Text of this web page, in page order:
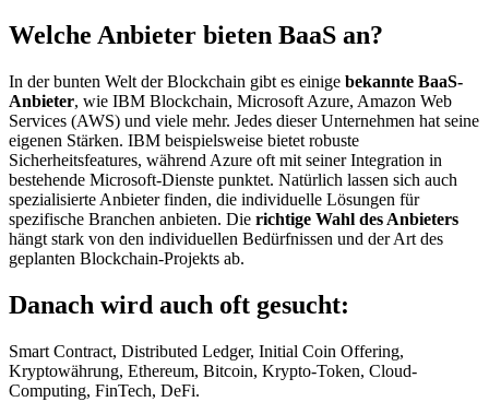
Welche Anbieter bieten BaaS an?
In der bunten Welt der Blockchain gibt es einige bekannte BaaS-
Anbieter, wie IBM Blockchain, Microsoft Azure, Amazon Web
Services (AWS) und viele mehr. Jedes dieser Unternehmen hat seine
eigenen Stärken. IBM beispielsweise bietet robuste
Sicherheitsfeatures, während Azure oft mit seiner Integration in
bestehende Microsoft-Dienste punktet. Natürlich lassen sich auch
spezialisierte Anbieter finden, die individuelle Lösungen für
spezifische Branchen anbieten. Die richtige Wahl des Anbieters
hängt stark von den individuellen Bedürfnissen und der Art des
geplanten Blockchain-Projekts ab.
Danach wird auch oft gesucht:
Smart Contract, Distributed Ledger, Initial Coin Offering,
Kryptowährung, Ethereum, Bitcoin, Krypto-Token, Cloud-
Computing, FinTech, DeFi.